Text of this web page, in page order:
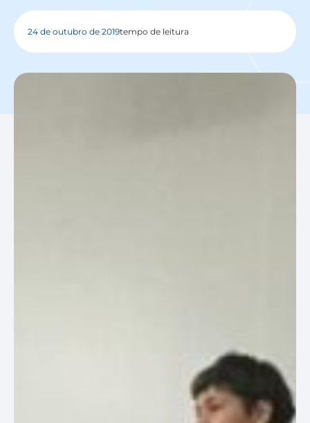
24 de outubro de 2019tempo de leitura